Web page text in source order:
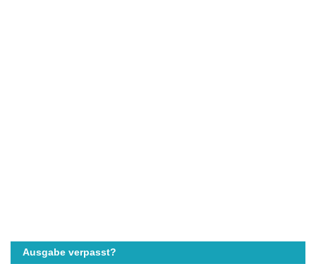
Ausgabe verpasst?